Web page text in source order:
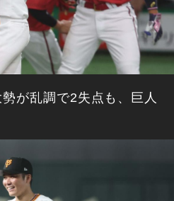
が乱調で2失点も、巨人